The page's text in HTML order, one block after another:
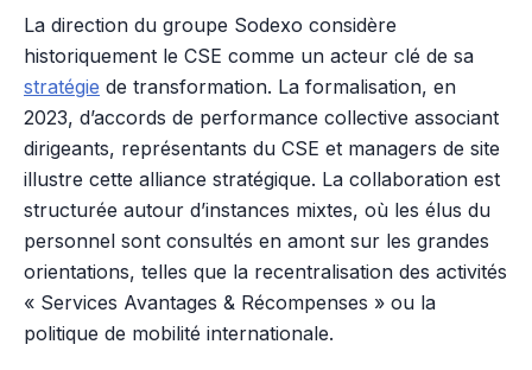
La direction du groupe Sodexo considère
historiquement le CSE comme un acteur clé de sa
stratégie de transformation. La formalisation, en
2023, d’accords de performance collective associant
dirigeants, représentants du CSE et managers de site
illustre cette alliance stratégique. La collaboration est
structurée autour d’instances mixtes, où les élus du
personnel sont consultés en amont sur les grandes
orientations, telles que la recentralisation des activités
« Services Avantages & Récompenses » ou la
politique de mobilité internationale.